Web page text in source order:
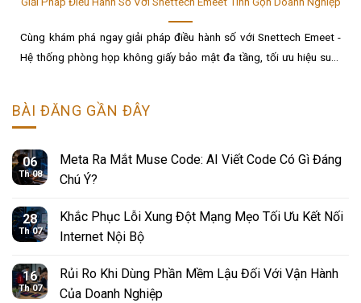
Cùng khám phá ngay giải pháp điều hành số với Snettech Emeet -
Hệ thống phòng họp không giấy bảo mật đa tầng, tối ưu hiệu suất
BÀI ĐĂNG GẦN ĐÂY
06
Th 08
Meta Ra Mắt Muse Code: AI Viết Code Có Gì Đáng
Chú Ý?
28
Th 07
Khắc Phục Lỗi Xung Đột Mạng Mẹo Tối Ưu Kết Nối
Internet Nội Bộ
16
Th 07
Rủi Ro Khi Dùng Phần Mềm Lậu Đối Với Vận Hành
Của Doanh Nghiệp